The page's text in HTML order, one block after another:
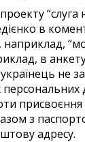
“слуга
в
наприклад,
в
не
персональних
з
адресу.